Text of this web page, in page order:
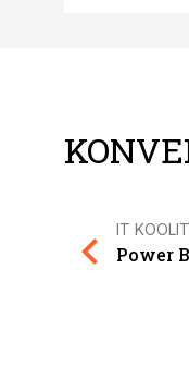
IT
Power